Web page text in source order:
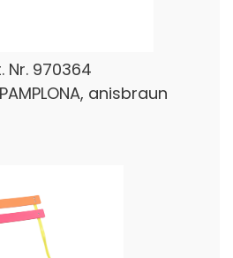
Nr. 970364
anisbraun